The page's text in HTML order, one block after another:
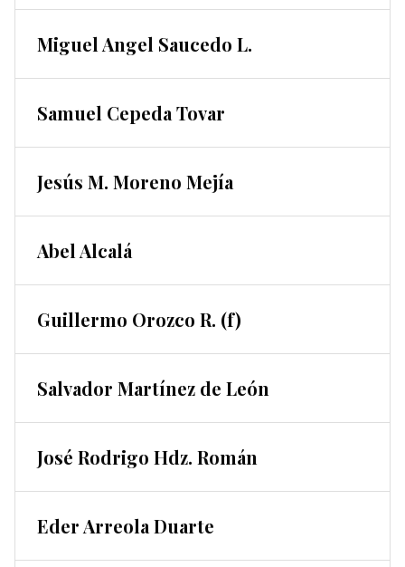
Miguel Angel Saucedo L.
Samuel Cepeda Tovar
Jesús M. Moreno Mejía
Abel Alcalá
Guillermo Orozco R. (f)
Salvador Martínez de León
José Rodrigo Hdz. Román
Eder Arreola Duarte